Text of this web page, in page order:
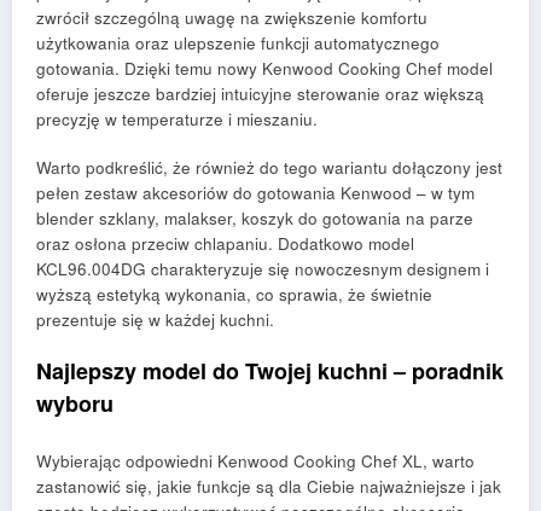
zwrócił szczególną uwagę na zwiększenie komfortu
użytkowania oraz ulepszenie funkcji automatycznego
gotowania. Dzięki temu nowy Kenwood Cooking Chef model
oferuje jeszcze bardziej intuicyjne sterowanie oraz większą
precyzję w temperaturze i mieszaniu.
Warto podkreślić, że również do tego wariantu dołączony jest
pełen zestaw akcesoriów do gotowania Kenwood – w tym
blender szklany, malakser, koszyk do gotowania na parze
oraz osłona przeciw chlapaniu. Dodatkowo model
KCL96.004DG charakteryzuje się nowoczesnym designem i
wyższą estetyką wykonania, co sprawia, że świetnie
prezentuje się w każdej kuchni.
Najlepszy model do Twojej kuchni – poradnik
wyboru
Wybierając odpowiedni Kenwood Cooking Chef XL, warto
zastanowić się, jakie funkcje są dla Ciebie najważniejsze i jak